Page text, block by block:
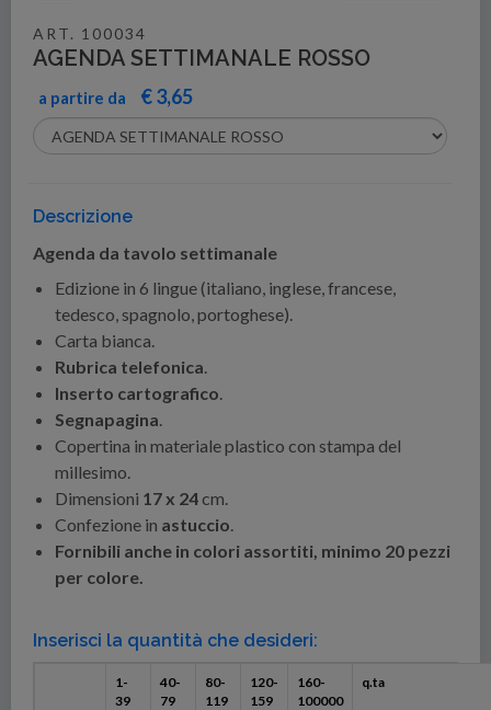
ART. 100034
AGENDA SETTIMANALE ROSSO
a partire da € 3,65
Descrizione
Agenda da tavolo settimanale
Edizione in 6 lingue (italiano, inglese, francese,
tedesco, spagnolo, portoghese).
Carta bianca.
Rubrica telefonica.
Inserto cartografico.
Segnapagina.
Copertina in materiale plastico con stampa del
millesimo.
Dimensioni 17 x 24cm.
Confezione in astuccio.
Fornibili anche in colori assortiti, minimo 20 pezzi
per colore.
Inserisci la quantità che desideri:
1-
39
40-
79
80-
119
120-
159
160-
100000
q.ta